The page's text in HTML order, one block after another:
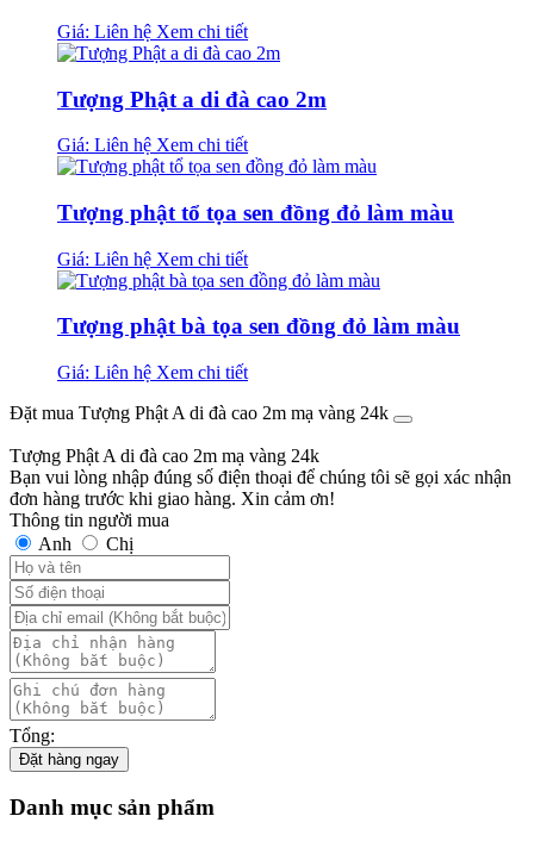
Giá: Liên hệ Xem chi tiết
Tượng Phật a di đà cao 2m
Giá: Liên hệ Xem chi tiết
Tượng phật tổ tọa sen đồng đỏ làm màu
Giá: Liên hệ Xem chi tiết
Tượng phật bà tọa sen đồng đỏ làm màu
Giá: Liên hệ Xem chi tiết
Đặt mua Tượng Phật A di đà cao 2m mạ vàng 24k
Tượng Phật A di đà cao 2m mạ vàng 24k
Bạn vui lòng nhập đúng số điện thoại để chúng tôi sẽ gọi xác nhận
đơn hàng trước khi giao hàng. Xin cảm ơn!
Thông tin người mua
Anh
Chị
Tổng:
Đặt hàng ngay
Danh mục sản phẩm